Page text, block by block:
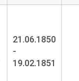
21.06.1850
-
19.02.1851